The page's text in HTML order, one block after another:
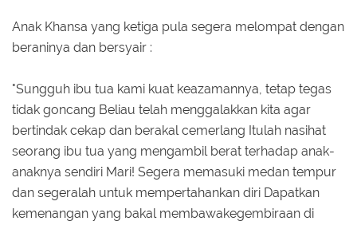
Anak Khansa yang ketiga pula segera melompat dengan
beraninya dan bersyair :
"Sungguh ibu tua kami kuat keazamannya, tetap tegas
tidak goncang Beliau telah menggalakkan kita agar
bertindak cekap dan berakal cemerlang Itulah nasihat
seorang ibu tua yang mengambil berat terhadap anak-
anaknya sendiri Mari! Segera memasuki medan tempur
dan segeralah untuk mempertahankan diri Dapatkan
kemenangan yang bakal membawakegembiraan di